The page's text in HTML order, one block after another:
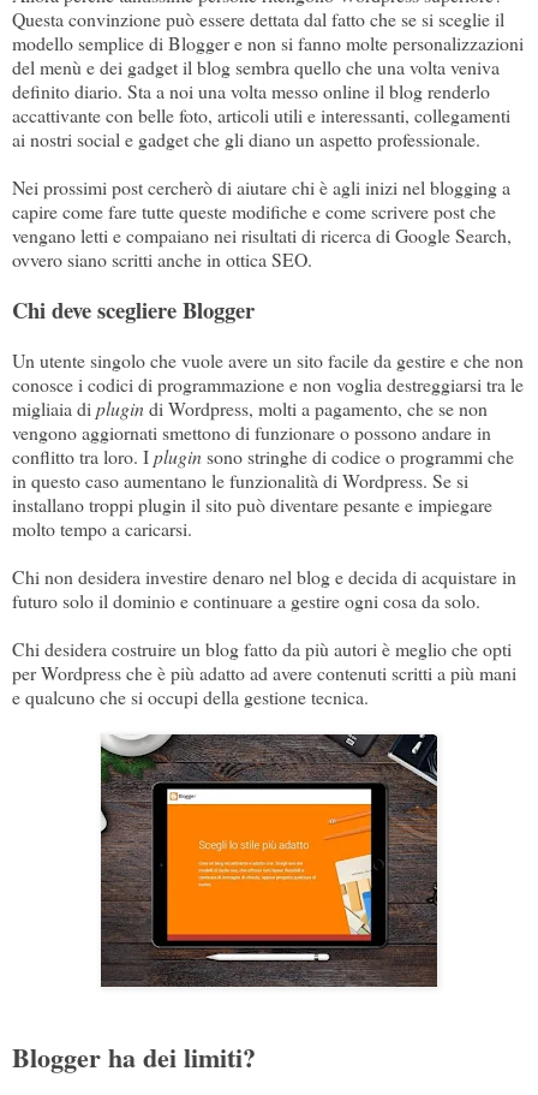
Questa convinzione può essere dettata dal fatto che se si sceglie il
modello semplice di Blogger e non si fanno molte personalizzazioni
del menù e dei gadget il blog sembra quello che una volta veniva
definito diario. Sta a noi una volta messo online il blog renderlo
accattivante con belle foto, articoli utili e interessanti, collegamenti
ai nostri social e gadget che gli diano un aspetto professionale.
Nei prossimi post cercherò di aiutare chi è agli inizi nel blogging a
capire come fare tutte queste modifiche e come scrivere post che
vengano letti e compaiano nei risultati di ricerca di Google Search,
ovvero siano scritti anche in ottica SEO.
Chi deve scegliere Blogger
Un utente singolo che vuole avere un sito facile da gestire e che non
conosce i codici di programmazione e non voglia destreggiarsi tra le
migliaia di plugindi Wordpress, molti a pagamento, che se non
vengono aggiornati smettono di funzionare o possono andare in
conflitto tra loro. Ipluginsono stringhe di codice o programmi che
in questo caso aumentano le funzionalità di Wordpress. Se si
installano troppi plugin il sito può diventare pesante e impiegare
molto tempo a caricarsi.
Chi non desidera investire denaro nel blog e decida di acquistare in
futuro solo il dominio e continuare a gestire ogni cosa da solo.
Chi desidera costruire un blog fatto da più autori è meglio che opti
per Wordpress che è più adatto ad avere contenuti scritti a più mani
e qualcuno che si occupi della gestione tecnica.
Blogger ha dei limiti?